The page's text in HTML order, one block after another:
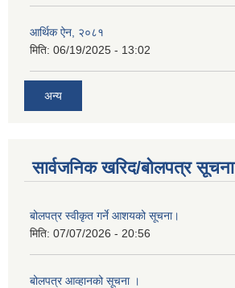
आर्थिक ऐन, २०८१
मिति: 06/19/2025 - 13:02
अन्य
सार्वजनिक खरिद/बोलपत्र सूचना
बोलपत्र स्वीकृत गर्ने आशयको सूचना।
मिति: 07/07/2026 - 20:56
बोलपत्र आव्हानको सूचना ।